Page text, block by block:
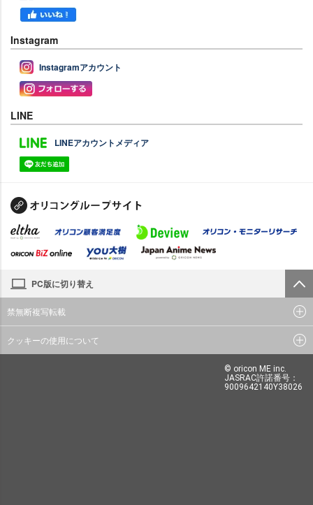
Instagram
Instagramアカウント
LINE
LINEアカウントメディア
PC版に切り替え
禁無断複写転載
クッキーの使用について
© oricon ME inc.
JASRAC許諾番号：
9009642140Y38026